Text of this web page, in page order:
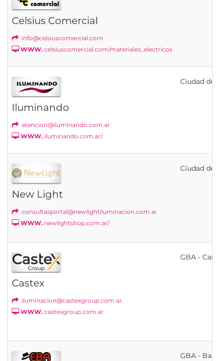
Celsius Comercial
info@celsiuscomercial.com
WWW. celsiuscomercial.com/materiales_electricos
Iluminando
atencion@iluminando.com.ar
WWW. iluminando.com.ar/
Ciudad de
New Light
consultasportal@newlightiluminacion.com.ar
WWW. newlightshop.com.ar/
Ciudad de
Castex
iluminacion@castexgroup.com.ar
WWW. castexgroup.com.ar
GBA -
GBA -